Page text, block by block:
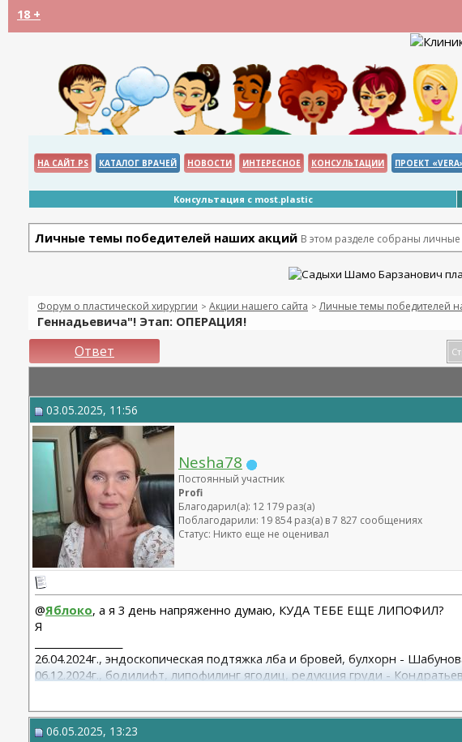
18 +
НА САЙТ PS КАТАЛОГ ВРАЧЕЙ НОВОСТИ ИНТЕРЕСНОЕ КОНСУЛЬТАЦИИ ПРОЕКТ
Консультация с most.plastic
Личные темы победителей наших акций В этом разделе собраны
Форум о пластической хирургии > Акции нашего сайта >Личные темы победителей
Геннадьевича"! Этап: ОПЕРАЦИЯ!
Ответ
03.05.2025, 11:56
Nesha78
Постоянный участник
Profi
Благодарил(а): 12 179 раз(а)
Поблагодарили: 19 854 раз(а) в 7 827 сообщениях
Статус: Никто еще не оценивал
@Яблоко, а я 3 день напряженно думаю, КУДА ТЕБЕ ЕЩЕ ЛИПОФИЛ?
Я
26.04.2024г., эндоскопическая подтяжка лба и бровей, булхорн -
06.12.2024г., бодилифт, липофилинг ягодиц, редукция груди -
06.01.2026г. феморо пластика+липо ног - Бабикова М.А.
06.05.2025, 13:23